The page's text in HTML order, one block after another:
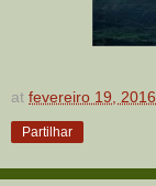
at fevereiro 19, 2016
Partilhar